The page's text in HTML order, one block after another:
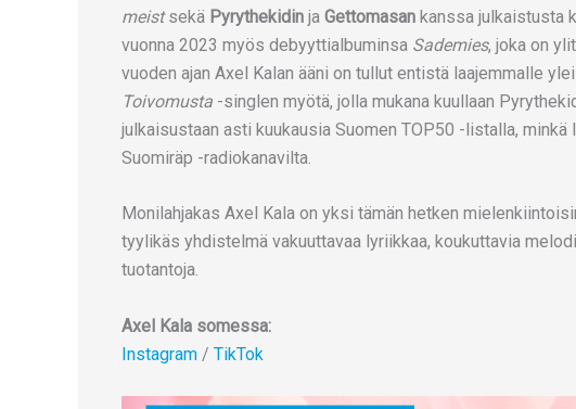
meistsekä Pyrythekidin ja Gettomasan kanssa julkaistusta
vuonna 2023 myös debyyttialbuminsa Sademies, joka on
vuoden ajan Axel Kalan ääni on tullut entistä laajemmalle
Toivomusta -singlen myötä, jolla mukana kuullaan
julkaisustaan asti kuukausia Suomen TOP50 -listalla,
Suomiräp -radiokanavilta.
Monilahjakas Axel Kala on yksi tämän hetken
tyylikäs yhdistelmä vakuuttavaa lyriikkaa, koukuttavia
tuotantoja.
Axel Kala somessa:
Instagram / TikTok